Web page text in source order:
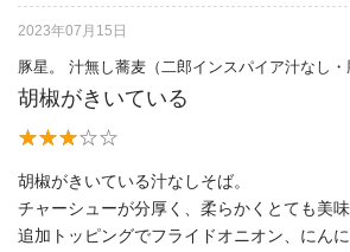
2023年07月15日
豚星。 汁無し蕎麦（二郎インスパイア汁なし・
胡椒がきいている
胡椒がきいている汁なしそば。
チャーシューが分厚く、柔らかくとても美味
追加トッピングでフライドオニオン、にん